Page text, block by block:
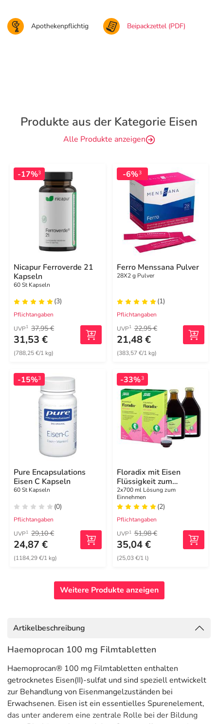
Apothekenpflichtig Beipackzettel (PDF)
Produkte aus der Kategorie Eisen
Alle Produkte anzeigen
-17%3
Nicapur Ferroverde 21
Kapseln
60 St Kapseln
(3)
Pflichtangaben
UVP1 37,95 €
31,53 €
(788,25 €/1 kg)
-6%3
Ferro Menssana Pulver
28X2 g Pulver
(1)
Pflichtangaben
UVP1 22,95 €
21,48 €
(383,57 €/1 kg)
-15%3
Pure Encapsulations
Eisen C Kapseln
60 St Kapseln
(0)
Pflichtangaben
UVP1 29,10 €
24,87 €
(1184,29 €/1 kg)
-33%3
Floradix mit Eisen
Flüssigkeit zum
Einnehmen
2x700 ml Lösung zum
Einnehmen
(2)
Pflichtangaben
UVP1 51,98 €
35,04 €
(25,03 €/1 l)
Weitere Produkte anzeigen
Artikelbeschreibung
Haemoprocan 100 mg Filmtabletten
Haemoprocan® 100 mg Filmtabletten enthalten
getrocknetes Eisen(II)-sulfat und sind speziell entwickelt
zur Behandlung von Eisenmangelzuständen bei
Erwachsenen. Eisen ist ein essentielles Spurenelement,
das unter anderem eine zentrale Rolle bei der Bildung